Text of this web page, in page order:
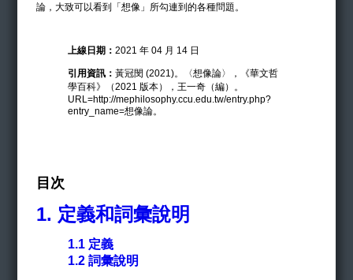
論，大致可以看到「想像」所勾連到的各種問題。
上線日期：2021 年 04 月 14 日
引用資訊：黃冠閔 (2021)。〈想像論〉，《華文哲
學百科》（2021 版本），王一奇（編）。
URL=http://mephilosophy.ccu.edu.tw/entry.php?
entry_name=想像論。
目次
1. 定義和詞彙說明
1.1 定義
1.2詞彙說明